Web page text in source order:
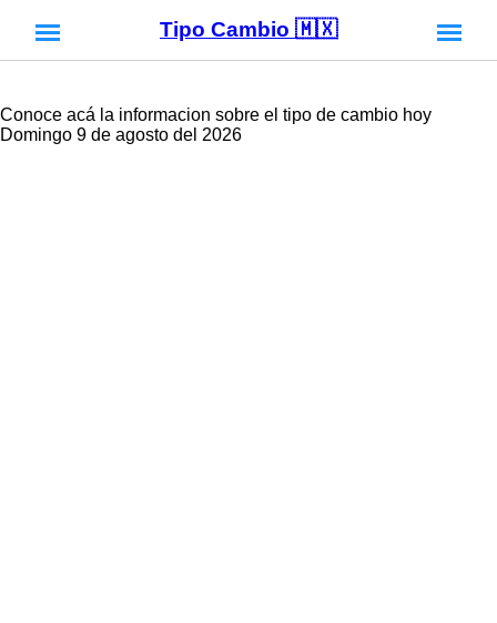
Tipo Cambio 🇲🇽
Conoce acá la informacion sobre el tipo de cambio hoy
Domingo 9 de agosto del 2026